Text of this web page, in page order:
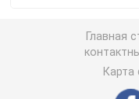
Машина coater
Скруббер
Главная
Карта